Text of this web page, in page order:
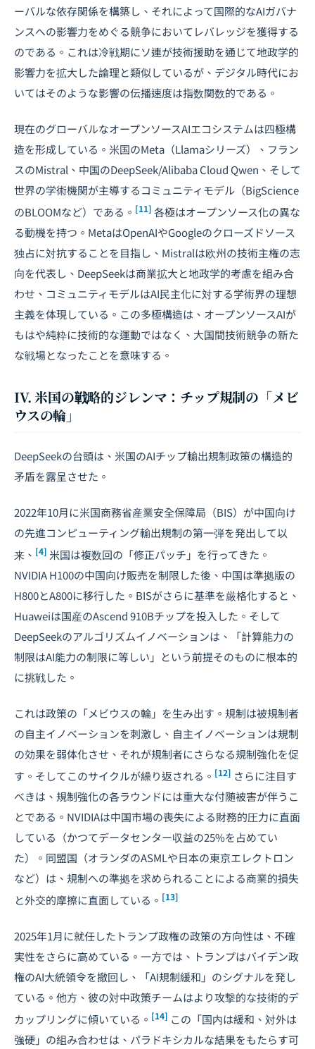
ーバルな依存関係を構築し、それによって国際的なAIガバナ
ンスへの影響力をめぐる競争においてレバレッジを獲得する
のである。これは冷戦期にソ連が技術援助を通じて地政学的
影響力を拡大した論理と類似しているが、デジタル時代にお
いてはそのような影響の伝播速度は指数関数的である。
現在のグローバルなオープンソースAIエコシステムは四極構
造を形成している。米国のMeta（Llamaシリーズ）、フラン
スのMistral、中国のDeepSeek/Alibaba Cloud Qwen、そして
世界の学術機関が主導するコミュニティモデル（BigScience
のBLOOMなど）である。 [11] 各極はオープンソース化の異な
る動機を持つ。MetaはOpenAIやGoogleのクローズドソース
独占に対抗することを目指し、Mistralは欧州の技術主権の志
向を代表し、DeepSeekは商業拡大と地政学的考慮を組み合
わせ、コミュニティモデルはAI民主化に対する学術界の理想
主義を体現している。この多極構造は、オープンソースAIが
もはや純粋に技術的な運動ではなく、大国間技術競争の新た
な戦場となったことを意味する。
IV. 米国の戦略的ジレンマ：チップ規制の「メビ
ウスの輪」
DeepSeekの台頭は、米国のAIチップ輸出規制政策の構造的
矛盾を露呈させた。
2022年10月に米国商務省産業安全保障局（BIS）が中国向け
の先進コンピューティング輸出規制の第一弾を発出して以
来、 [4] 米国は複数回の「修正パッチ」を行ってきた。
NVIDIA H100の中国向け販売を制限した後、中国は準拠版の
H800とA800に移行した。BISがさらに基準を厳格化すると、
Huaweiは国産のAscend 910Bチップを投入した。そして
DeepSeekのアルゴリズムイノベーションは、「計算能力の
制限はAI能力の制限に等しい」という前提そのものに根本的
に挑戦した。
これは政策の「メビウスの輪」を生み出す。規制は被規制者
の自主イノベーションを刺激し、自主イノベーションは規制
の効果を弱体化させ、それが規制者にさらなる規制強化を促
す。そしてこのサイクルが繰り返される。 [12] さらに注目す
べきは、規制強化の各ラウンドには重大な付随被害が伴うこ
とである。NVIDIAは中国市場の喪失による財務的圧力に直面
している（かつてデータセンター収益の25%を占めてい
た）。同盟国（オランダのASMLや日本の東京エレクトロン
など）は、規制への準拠を求められることによる商業的損失
と外交的摩擦に直面している。 [13]
2025年1月に就任したトランプ政権の政策の方向性は、不確
実性をさらに高めている。一方では、トランプはバイデン政
権のAI大統領令を撤回し、「AI規制緩和」のシグナルを発し
ている。他方、彼の対中政策チームはより攻撃的な技術的デ
カップリングに傾いている。 [14] この「国内は緩和、対外は
強硬」の組み合わせは、パラドキシカルな結果をもたらす可